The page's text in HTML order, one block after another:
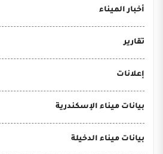
أخبار الميناء
تقارير
إعلانات
بيانات ميناء الإسكندرية
بيانات ميناء الدخيلة